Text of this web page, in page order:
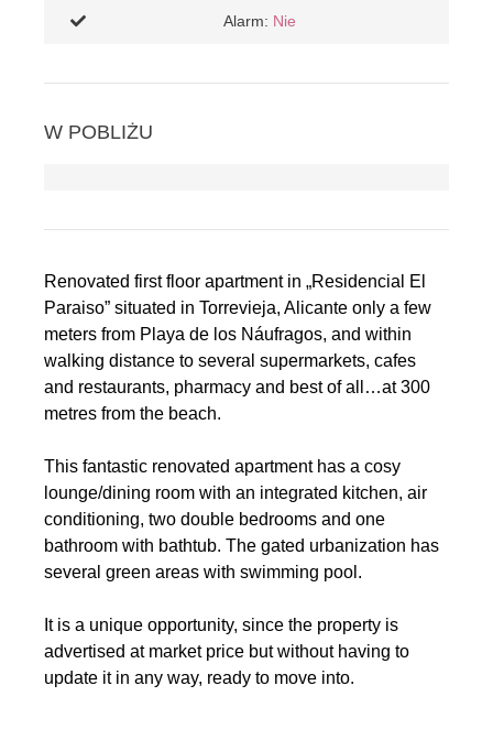
Alarm: Nie
W POBLIŻU
Renovated first floor apartment in „Residencial El
Paraiso” situated in Torrevieja, Alicante only a few
meters from Playa de los Náufragos, and within
walking distance to several supermarkets, cafes
and restaurants, pharmacy and best of all…at 300
metres from the beach.
This fantastic renovated apartment has a cosy
lounge/dining room with an integrated kitchen, air
conditioning, two double bedrooms and one
bathroom with bathtub. The gated urbanization has
several green areas with swimming pool.
It is a unique opportunity, since the property is
advertised at market price but without having to
update it in any way, ready to move into.